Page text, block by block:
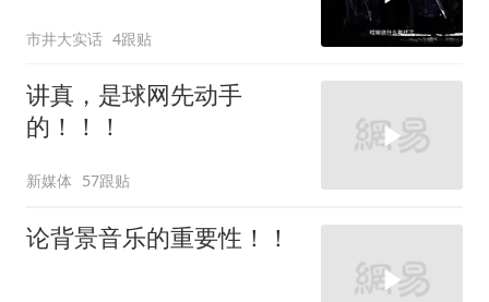
祖庙
市井大实话 4跟贴
讲真，是球网先动手
的！！！
新媒体 57跟贴
论背景音乐的重要性！！